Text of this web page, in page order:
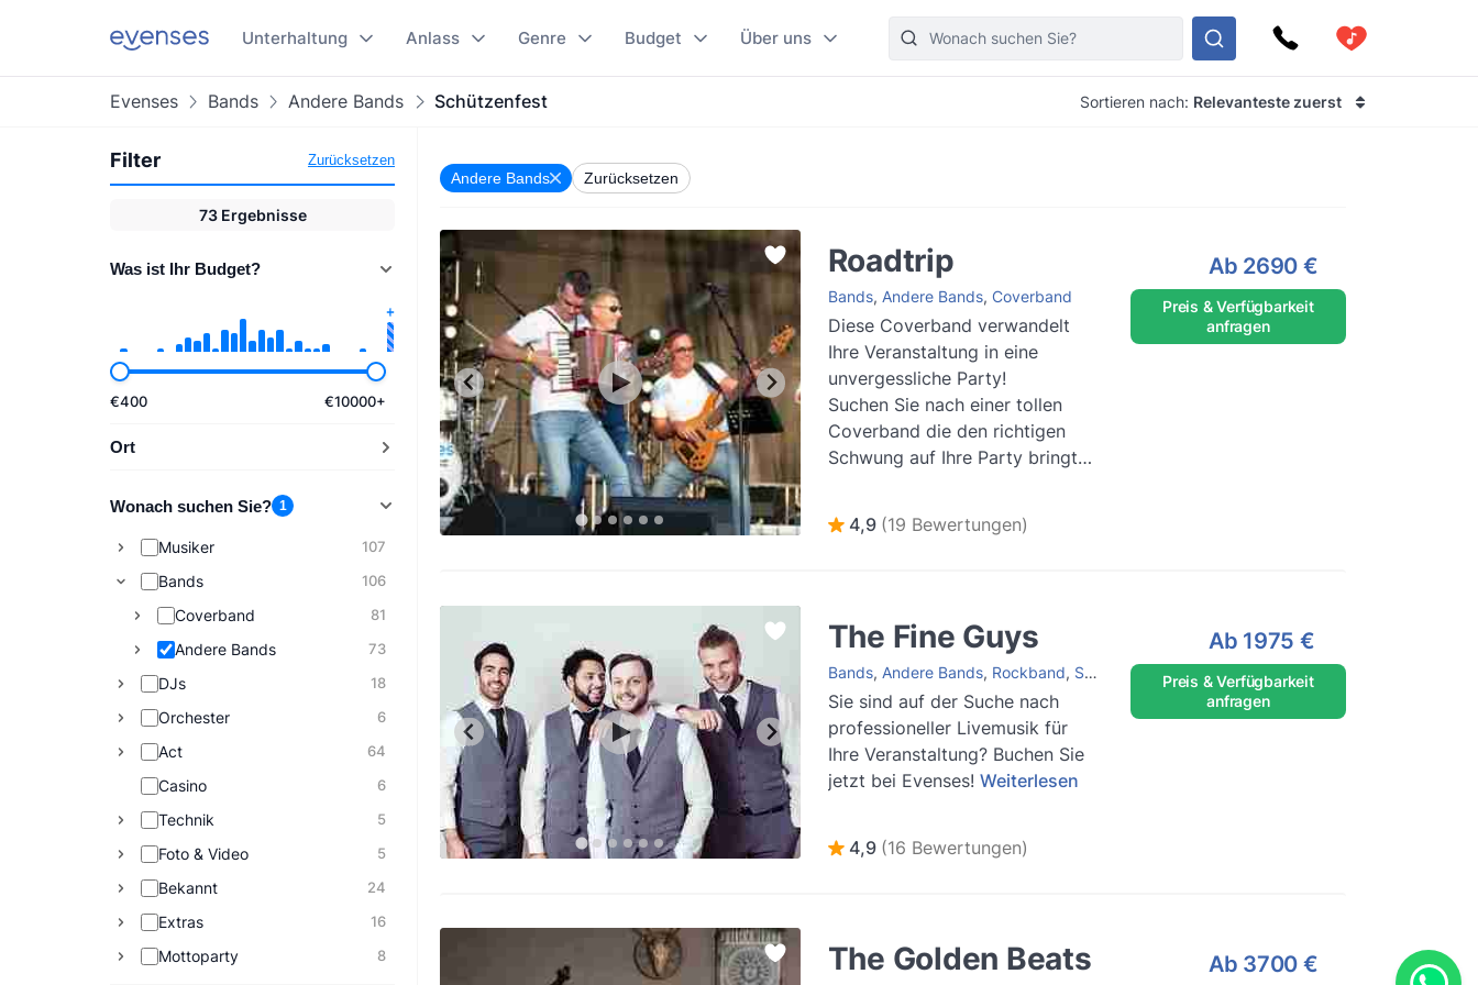
Unterhaltung Anlass Genre Budget Über uns
Evenses Bands Andere Bands Schützenfest Sortieren nach: Relevanteste zuerst
Filter Zurücksetzen
73 Ergebnisse
Was ist Ihr Budget?
€400 €10000+
Ort
Wonach suchen Sie? 1
Musiker 107
Bands 106
Coverband 81
Andere Bands 73
DJs 18
Orchester 6
Act 64
Casino 6
Technik 5
Foto & Video 5
Bekannt 24
Extras 16
Mottoparty 8
Andere Bands Zurücksetzen
Roadtrip
Bands, Andere Bands, Coverband
Diese Coverband verwandelt
Ihre Veranstaltung in eine
unvergessliche Party!
Suchen Sie nach einer tollen
Coverband die den richtigen
Schwung auf Ihre Party bringt?
Weiterlesen
4,9 (19 Bewertungen)
Ab 2690 €
Preis & Verfügbarkeit
anfragen
The Fine Guys
Bands, Andere Bands, Rockband, Soulband Jazzband , Hochzeitsband
Sie sind auf der Suche nach
professioneller Livemusik für
Ihre Veranstaltung? Buchen Sie
jetzt bei Evenses! Weiterlesen
4,9 (16 Bewertungen)
Ab 1975 €
Preis & Verfügbarkeit
anfragen
The Golden Beats Ab 3700 €